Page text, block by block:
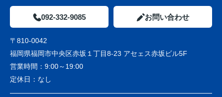
092-332-9085 お問い合わせ
〒810-0042
福岡県福岡市中央区赤坂１丁目8-23 アセェス赤坂ビル5F
営業時間： 9:00～19:00
定休日： なし